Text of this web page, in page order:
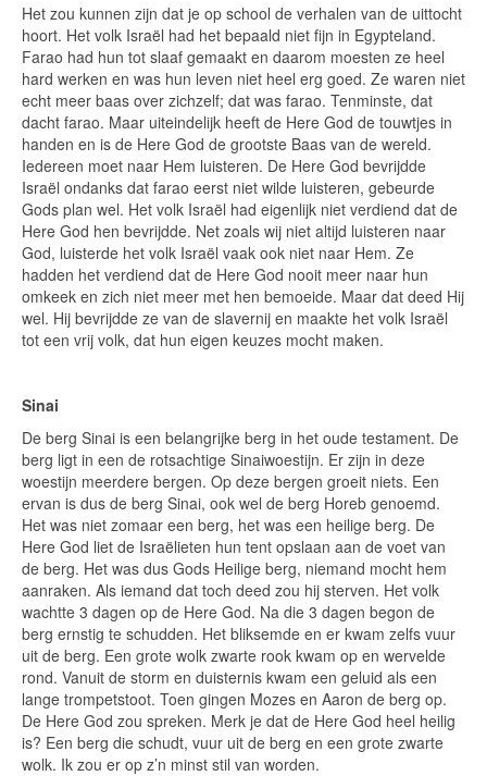
Het zou kunnen zijn dat je op school de verhalen van de uittocht
hoort. Het volk Israël had het bepaald niet fijn in Egypteland.
Farao had hun tot slaaf gemaakt en daarom moesten ze heel
hard werken en was hun leven niet heel erg goed. Ze waren niet
echt meer baas over zichzelf; dat was farao. Tenminste, dat
dacht farao. Maar uiteindelijk heeft de Here God de touwtjes in
handen en is de Here God de grootste Baas van de wereld.
Iedereen moet naar Hem luisteren. De Here God bevrijdde
Israël ondanks dat farao eerst niet wilde luisteren, gebeurde
Gods plan wel. Het volk Israël had eigenlijk niet verdiend dat de
Here God hen bevrijdde. Net zoals wij niet altijd luisteren naar
God, luisterde het volk Israël vaak ook niet naar Hem. Ze
hadden het verdiend dat de Here God nooit meer naar hun
omkeek en zich niet meer met hen bemoeide. Maar dat deed Hij
wel. Hij bevrijdde ze van de slavernij en maakte het volk Israël
tot een vrij volk, dat hun eigen keuzes mocht maken.
Sinai
De berg Sinai is een belangrijke berg in het oude testament. De
berg ligt in een de rotsachtige Sinaiwoestijn. Er zijn in deze
woestijn meerdere bergen. Op deze bergen groeit niets. Een
ervan is dus de berg Sinai, ook wel de berg Horeb genoemd.
Het was niet zomaar een berg, het was een heilige berg. De
Here God liet de Israëlieten hun tent opslaan aan de voet van
de berg. Het was dus Gods Heilige berg, niemand mocht hem
aanraken. Als iemand dat toch deed zou hij sterven. Het volk
wachtte 3 dagen op de Here God. Na die 3 dagen begon de
berg ernstig te schudden. Het bliksemde en er kwam zelfs vuur
uit de berg. Een grote wolk zwarte rook kwam op en wervelde
rond. Vanuit de storm en duisternis kwam een geluid als een
lange trompetstoot. Toen gingen Mozes en Aaron de berg op.
De Here God zou spreken. Merk je dat de Here God heel heilig
is? Een berg die schudt, vuur uit de berg en een grote zwarte
wolk. Ik zou er op z’n minst stil van worden.